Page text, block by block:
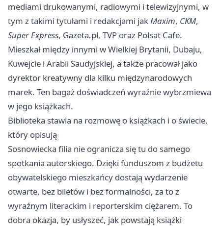
mediami drukowanymi, radiowymi i telewizyjnymi, w
tym z takimi tytułami i redakcjami jak Maxim, CKM,
Super Express, Gazeta.pl, TVP oraz Polsat Cafe.
Mieszkał między innymi w Wielkiej Brytanii, Dubaju,
Kuwejcie i Arabii Saudyjskiej, a także pracował jako
dyrektor kreatywny dla kilku międzynarodowych
marek. Ten bagaż doświadczeń wyraźnie wybrzmiewa
w jego książkach.
Biblioteka stawia na rozmowę o książkach i o świecie,
który opisują
Sosnowiecka filia nie ogranicza się tu do samego
spotkania autorskiego. Dzięki funduszom z budżetu
obywatelskiego mieszkańcy dostają wydarzenie
otwarte, bez biletów i bez formalności, za to z
wyraźnym literackim i reporterskim ciężarem. To
dobra okazja, by usłyszeć, jak powstają książki